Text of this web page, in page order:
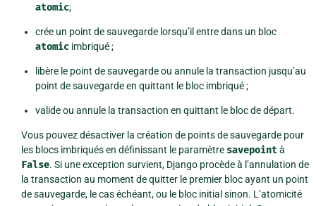
atomic;
crée un point de sauvegarde lorsqu’il entre dans un bloc
atomicimbriqué ;
libère le point de sauvegarde ou annule la transaction jusqu’au
point de sauvegarde en quittant le bloc imbriqué ;
valide ou annule la transaction en quittant le bloc de départ.
Vous pouvez désactiver la création de points de sauvegarde pour
les blocs imbriqués en définissant le paramètre savepointà
False. Si une exception survient, Django procède à l’annulation de
la transaction au moment de quitter le premier bloc ayant un point
de sauvegarde, le cas échéant, ou le bloc initial sinon. L’atomicité